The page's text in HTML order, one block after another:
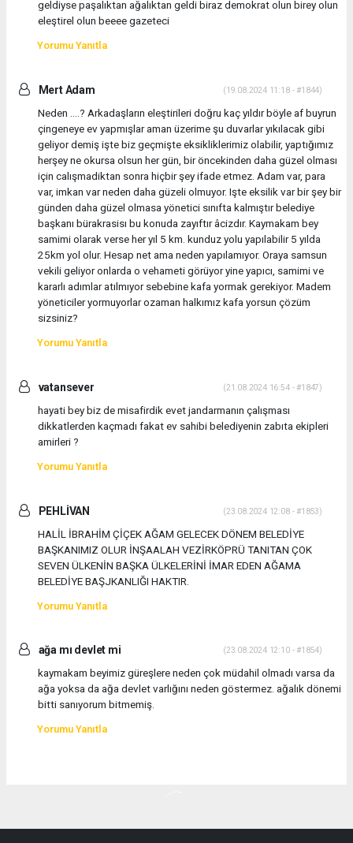
geldiyse paşalıktan ağalıktan geldi biraz demokrat olun birey olun
eleştirel olun beeee gazeteci
Yorumu Yanıtla
Mert Adam (19.08.2024 11:18 - #1844)
Neden ....? Arkadaşların eleştirileri doğru kaç yıldır böyle af buyrun
çingeneye ev yapmışlar aman üzerime şu duvarlar yıkılacak gibi
geliyor demiş işte biz geçmişte eksikliklerimiz olabilir, yaptığımız
herşey ne okursa olsun her gün, bir öncekinden daha güzel olması
için calışmadiktan sonra hiçbir şey ifade etmez. Adam var, para
var, imkan var neden daha güzeli olmuyor. Işte eksilik var bir şey bir
günden daha güzel olmasa yönetici sınıfta kalmıştır belediye
başkanı bürakrasisı bu konuda zayıftır âcizdır. Kaymakam bey
samimi olarak verse her yıl 5 km. kunduz yolu yapılabilir 5 yılda
25km yol olur. Hesap net ama neden yapılamıyor. Oraya samsun
vekili geliyor onlarda o vehameti görüyor yine yapıcı, samimi ve
kararlı adımlar atılmıyor sebebine kafa yormak gerekiyor. Madem
yöneticiler yormuyorlar ozaman halkımız kafa yorsun çözüm
sizsiniz?
Yorumu Yanıtla
vatansever (21.08.2024 16:54 - #1847)
hayati bey biz de misafirdik evet jandarmanın çalışması
dikkatlerden kaçmadı fakat ev sahibi belediyenin zabıta ekipleri
amirleri ?
Yorumu Yanıtla
PEHLİVAN (23.08.2024 12:08 - #1853)
HALİL İBRAHİM ÇİÇEK AĞAM GELECEK DÖNEM BELEDİYE
BAŞKANIMIZ OLUR İNŞAALAH VEZİRKÖPRÜ TANITAN ÇOK
SEVEN ÜLKENİN BAŞKA ÜLKELERİNİ İMAR EDEN AĞAMA
BELEDİYE BAŞJKANLIĞI HAKTIR.
Yorumu Yanıtla
ağa mı devlet mi (23.08.2024 12:10 - #1854)
kaymakam beyimiz güreşlere neden çok müdahil olmadı varsa da
ağa yoksa da ağa devlet varlığını neden göstermez. ağalık dönemi
bitti sanıyorum bitmemiş.
Yorumu Yanıtla